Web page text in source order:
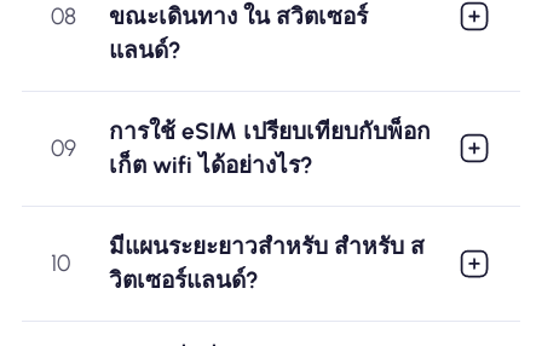
08
ขณะเดินทาง ใน สวิตเซอร์
แลนด์?
09
การใช้ eSIM เปรียบเทียบกับพ็อก
เก็ต wifi ได้อย่างไร?
10
มีแผนระยะยาวสำหรับ สำหรับ ส
วิตเซอร์แลนด์?